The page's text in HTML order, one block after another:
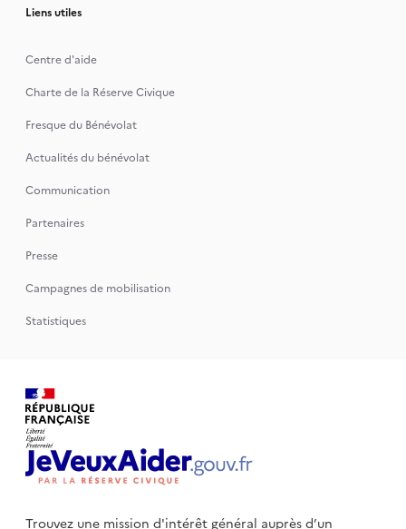
Liens utiles
Centre d'aide
Charte de la Réserve Civique
Fresque du Bénévolat
Actualités du bénévolat
Communication
Partenaires
Presse
Campagnes de mobilisation
Statistiques
Trouvez une mission d'intérêt général auprès d’un